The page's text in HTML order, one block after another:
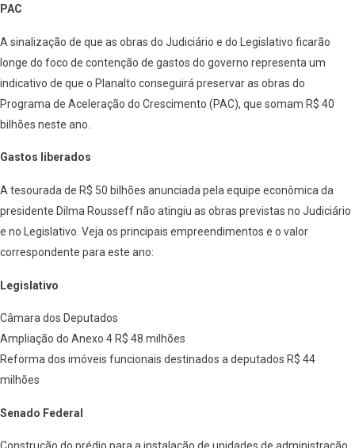
PAC
A sinalização de que as obras do Judiciário e do Legislativo ficarão
longe do foco de contenção de gastos do governo representa um
indicativo de que o Planalto conseguirá preservar as obras do
Programa de Aceleração do Crescimento (PAC), que somam R$ 40
bilhões neste ano.
Gastos liberados
A tesourada de R$ 50 bilhões anunciada pela equipe econômica da
presidente Dilma Rousseff não atingiu as obras previstas no Judiciário
e no Legislativo. Veja os principais empreendimentos e o valor
correspondente para este ano:
Legislativo
Câmara dos Deputados
Ampliação do Anexo 4 R$ 48 milhões
Reforma dos imóveis funcionais destinados a deputados R$ 44
milhões
Senado Federal